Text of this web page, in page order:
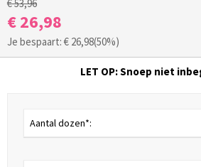
€ 53,96
€ 26,98
Je bespaart: € 26,98(50%)
LET OP: Snoep niet
Aantal dozen*: